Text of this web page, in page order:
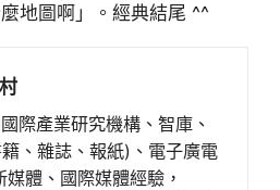
地圖啊」。經典結尾 ^^
際產業研究機構、智庫、
、雜誌、報紙)、電子廣電
體、國際媒體經驗，